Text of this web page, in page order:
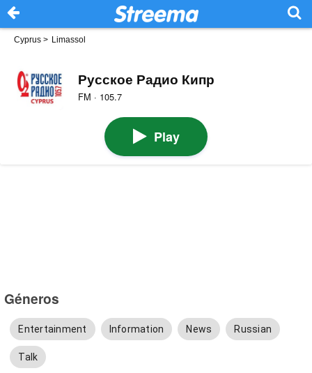
Cyprus > Limassol
Русское Радио Кипр
FM · 105.7
Play
Géneros
Entertainment Information News Russian
Talk